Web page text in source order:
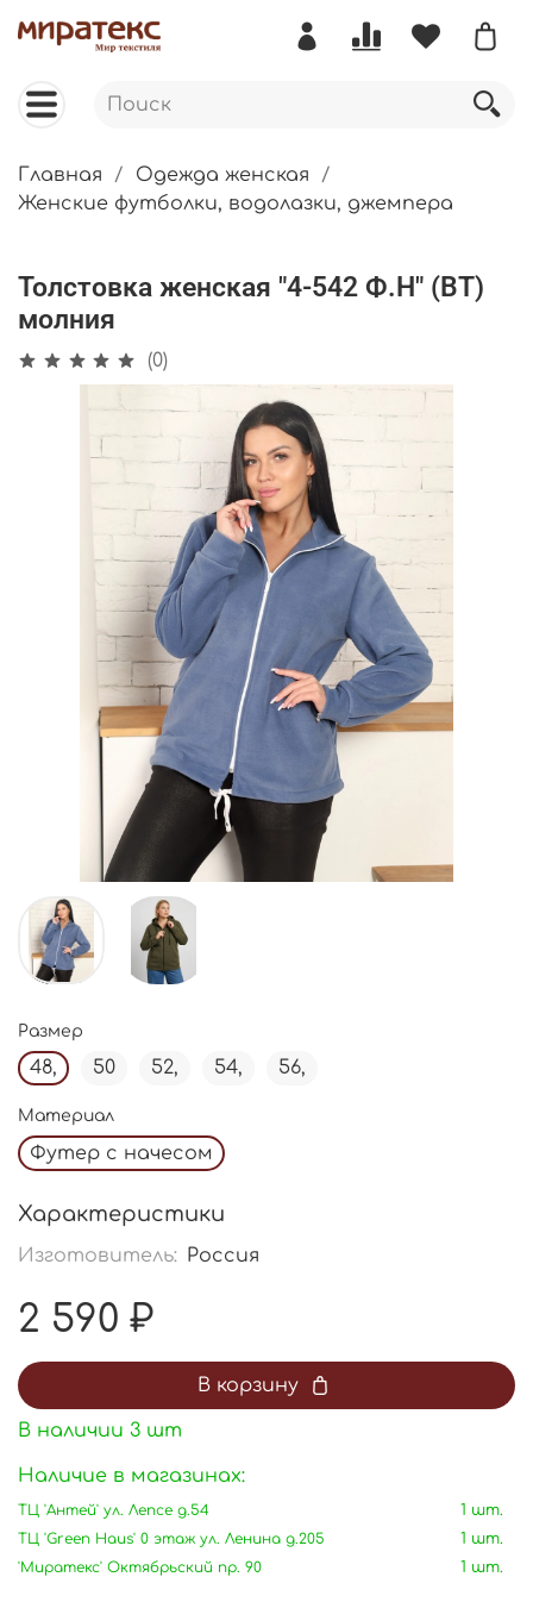
Главная
Одежда женская
Женские футболки, водолазки, джемпера
Толстовка женская "4-542 Ф.Н" (ВТ)
молния
(0)
Размер
48, 50 52, 54, 56,
Материал
Футер с начесом
Характеристики
Изготовитель: Россия
2 590 ₽
В корзину
В наличии 3 шт
Наличие в магазинах:
ТЦ 'Антей' ул. Лепсе д.54
1 шт.
ТЦ 'Green Haus' 0 этаж ул. Ленина д.205
1 шт.
'Миратекс' Октябрьский пр. 90
1 шт.